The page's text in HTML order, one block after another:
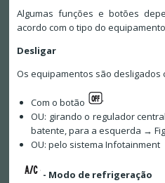
Algumas funções e botões
acordo com o tipo do
Desligar
Os equipamentos são desligados
Com o botão
OU: girando o regulador
batente, para a esquerda →
OU: pelo sistema Infotainment
- Modo de refrigeração